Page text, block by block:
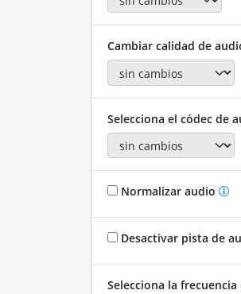
Cambiar calidad de
Selecciona el códec de
Normalizar audio
Desactivar pista de
Selecciona la